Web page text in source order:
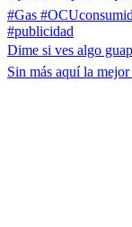
Dime si ves algo
Sin más aquí la